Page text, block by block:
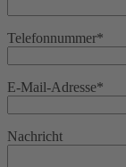
Telefonnummer*
E-Mail-Adresse*
Nachricht